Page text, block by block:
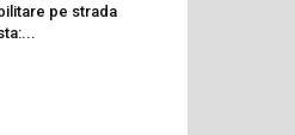
pe strada